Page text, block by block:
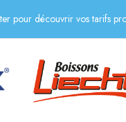
pour découvrir vos tarifs